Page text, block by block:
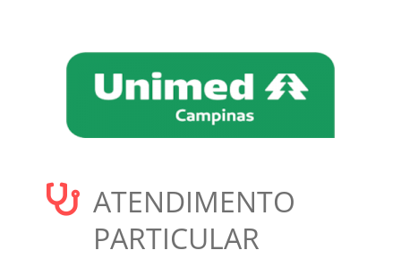
ATENDIMENTO
PARTICULAR